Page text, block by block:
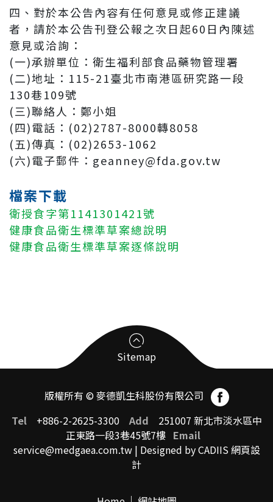
四、對於本公告內容有任何意見或修正建議
者，請於本公告刊登公報之次日起60日內陳述
意見或洽詢：
(一)承辦單位：衛生福利部食品藥物管理署
(二)地址：115-21臺北市南港區研究路一段
130巷109號
(三)聯絡人：鄭小姐
(四)電話：(02)2787-8000轉8058
(五)傳真：(02)2653-1062
(六)電子郵件：geanney@fda.gov.tw
檔案下載
衛授食字第1141301421號
健康食品衛生標準草案總說明
健康食品衛生標準草案逐條說明
Sitemap
臨床前試驗受託CRO
臨床前試驗中心簡介
版權所有 © 麥德凱生科股份有限公司
Tel+886-2-2625-3300Add 251007 新北市淡水區中
正東路一段3巷45號7樓 Email
service@medgaea.com.tw| Designed by CADIIS網頁設
計